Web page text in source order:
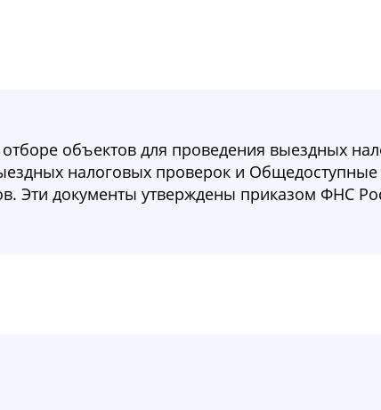
объектов для проведения выездных
налоговых проверок и Общедоступные
Эти документы утверждены приказом ФНС